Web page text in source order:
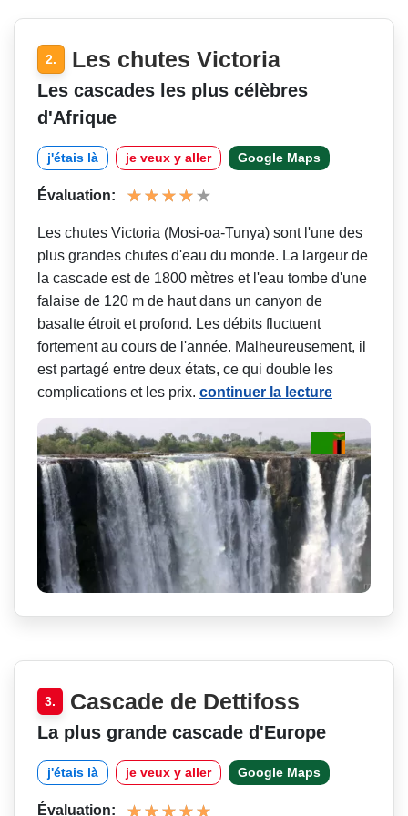
2. Les chutes Victoria
Les cascades les plus célèbres
d'Afrique
j'étais là je veux y aller Google Maps
Évaluation:
Les chutes Victoria (Mosi-oa-Tunya) sont l'une des
plus grandes chutes d'eau du monde. La largeur de
la cascade est de 1800 mètres et l'eau tombe d'une
falaise de 120 m de haut dans un canyon de
basalte étroit et profond. Les débits fluctuent
fortement au cours de l'année. Malheureusement, il
est partagé entre deux états, ce qui double les
complications et les prix. continuer la lecture
3. Cascade de Dettifoss
La plus grande cascade d'Europe
j'étais là je veux y aller Google Maps
Évaluation: